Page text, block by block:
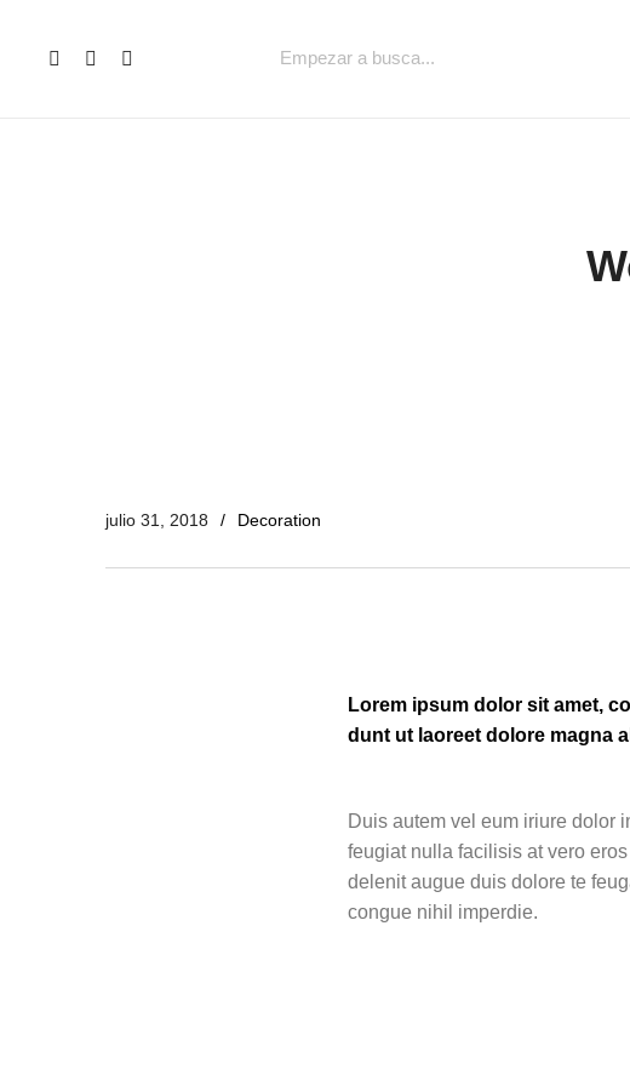
julio 31, 2018 Decoration
Lorem ipsum dolor sit amet,
dunt ut laoreet dolore magna
Duis autem vel eum iriure dolor
feugiat nulla facilisis at vero
delenit augue duis dolore te
congue nihil imperdie.